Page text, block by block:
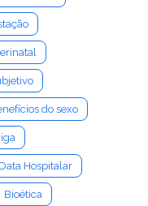
do sexo
Hospitalar
Bioética